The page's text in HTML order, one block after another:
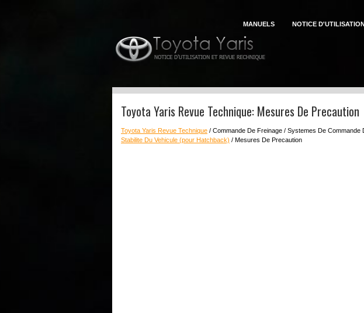
MANUELS NOTICE
Toyota Yaris Revue Technique: Mesures De Precaution
Toyota Yaris Revue Technique / Commande De Freinage / Systemes De Commande
Stabilite Du Vehicule (pour Hatchback) / Mesures De Precaution